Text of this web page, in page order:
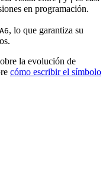
en programación.
, lo que garantiza su
la evolución de
cómo escribir el símbolo